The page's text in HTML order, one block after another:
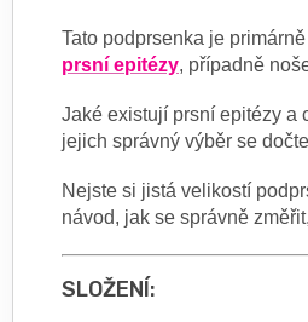
Tato podprsenka je
prsní epitézy, případně
Jaké existují prsní epitézy a
jejich správný výběr se
Nejste si jistá velikostí
návod, jak se správně
SLOŽENÍ: